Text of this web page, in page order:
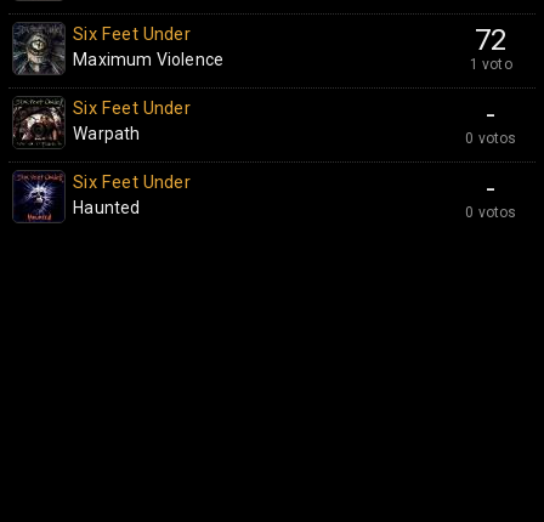
72
1 voto
Six Feet Under
Maximum Violence
-
0 votos
Six Feet Under
Warpath
-
0 votos
Six Feet Under
Haunted